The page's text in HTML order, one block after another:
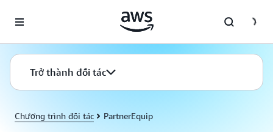
Trở thành đối tác
Chương trình đối tác PartnerEquip